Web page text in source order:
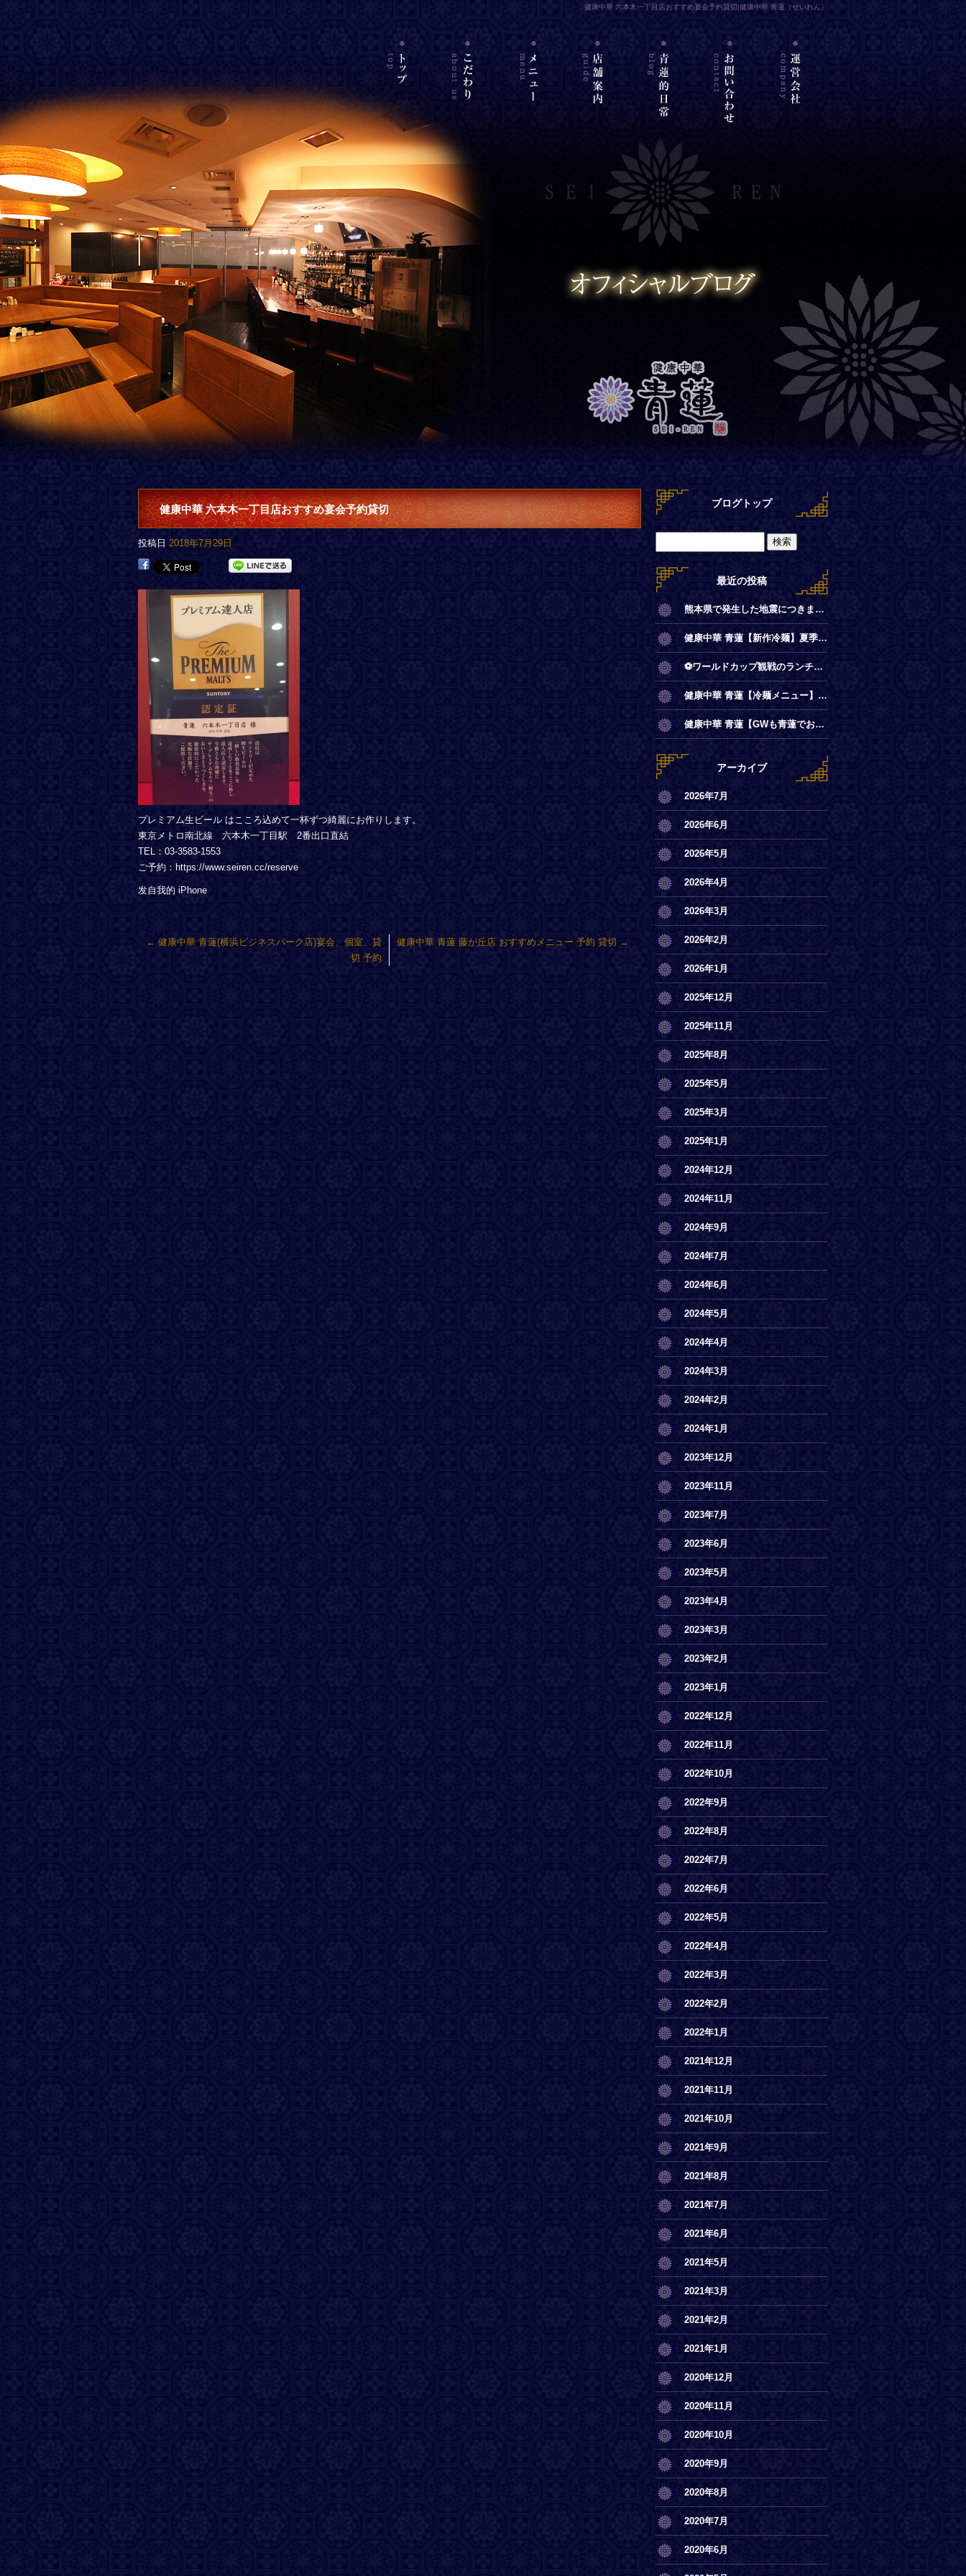
健康中華 六本木一丁目店おすすめ宴会予約貸切|健康中華 青蓮（せいれん）
健康中華 六本木一丁目店おすすめ宴会予約貸切
投稿日 2018年7月29日
プレミアム生ビール はこころ込めて一杯ずつ綺麗にお作りします。
東京メトロ南北線 六本木一丁目駅 2番出口直結
TEL：03-3583-1553
ご予約：https://www.seiren.cc/reserve
发自我的 iPhone
← 健康中華 青蓮(横浜ビジネスパーク店)宴会、個室、貸
切 予約
健康中華 青蓮 藤が丘店 おすすめメニュー 予約 貸切 →
ブログトップ
最近の投稿
熊本県で発生した地震につきまして
健康中華 青蓮【新作冷麺】夏季限定◎冷やし麻辣麺
⚽ワールドカップ観戦のランチは青蓮で！
健康中華 青蓮【冷麺メニュー】一部店舗にてスタート
健康中華 青蓮【GWも青蓮でお待ちしております】
アーカイブ
2026年7月
2026年6月
2026年5月
2026年4月
2026年3月
2026年2月
2026年1月
2025年12月
2025年11月
2025年8月
2025年5月
2025年3月
2025年1月
2024年12月
2024年11月
2024年9月
2024年7月
2024年6月
2024年5月
2024年4月
2024年3月
2024年2月
2024年1月
2023年12月
2023年11月
2023年7月
2023年6月
2023年5月
2023年4月
2023年3月
2023年2月
2023年1月
2022年12月
2022年11月
2022年10月
2022年9月
2022年8月
2022年7月
2022年6月
2022年5月
2022年4月
2022年3月
2022年2月
2022年1月
2021年12月
2021年11月
2021年10月
2021年9月
2021年8月
2021年7月
2021年6月
2021年5月
2021年3月
2021年2月
2021年1月
2020年12月
2020年11月
2020年10月
2020年9月
2020年8月
2020年7月
2020年6月